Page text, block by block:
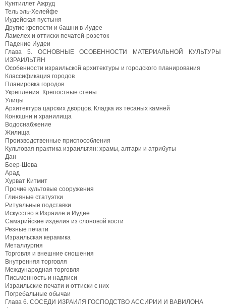
Кунтиллет Ажруд
Тель эль-Хелейфе
Иудейская пустыня
Другие крепости и башни в Иудее
Ламелех и оттиски печатей-розеток
Падение Иудеи
Глава 5. ОСНОВНЫЕ ОСОБЕННОСТИ МАТЕРИАЛЬНОЙ КУЛЬТУРЫ
ИЗРАИЛЬТЯН
Особенности израильской архитектуры и городского планирования
Классификация городов
Планировка городов
Укрепления. Крепостные стены
Улицы
Архитектура царских дворцов. Кладка из тесаных камней
Конюшни и хранилища
Водоснабжение
Жилища
Производственные приспособления
Культовая практика израильтян: храмы, алтари и атрибуты
Дан
Беер-Шева
Арад
Хурват Китмит
Прочие культовые сооружения
Глиняные статуэтки
Ритуальные подставки
Искусство в Израиле и Иудее
Самарийские изделия из слоновой кости
Резные печати
Израильская керамика
Металлургия
Торговля и внешние сношения
Внутренняя торговля
Международная торговля
Письменность и надписи
Израильские печати и оттиски с них
Погребальные обычаи
Глава 6. СОСЕДИ ИЗРАИЛЯ ГОСПОДСТВО АССИРИИ И ВАВИЛОНА